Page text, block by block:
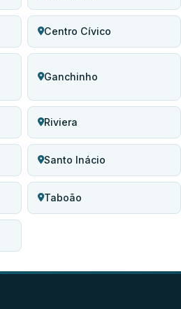
Centro Cívico
Ganchinho
Riviera
Santo Inácio
Taboão